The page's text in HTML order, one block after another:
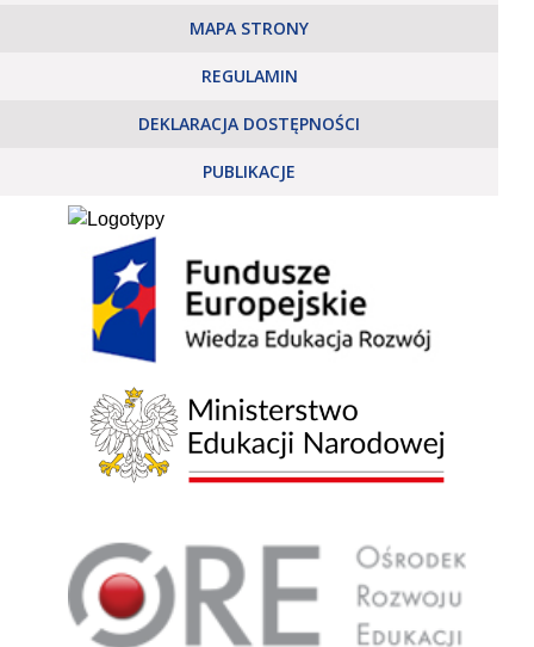
MAPA STRONY
REGULAMIN
DEKLARACJA DOSTĘPNOŚCI
PUBLIKACJE